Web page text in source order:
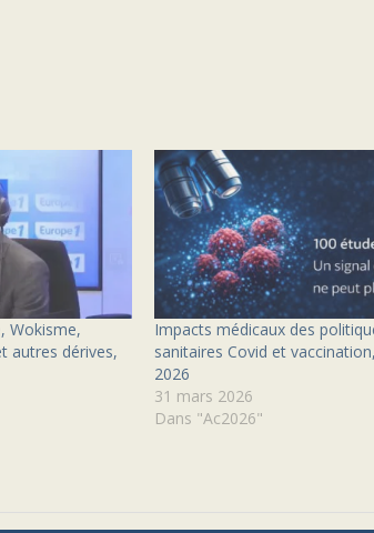
Wokisme,
autres dérives,
Impacts médicaux des
sanitaires Covid et
2026
31 mars 2026
Dans "Ac2026"